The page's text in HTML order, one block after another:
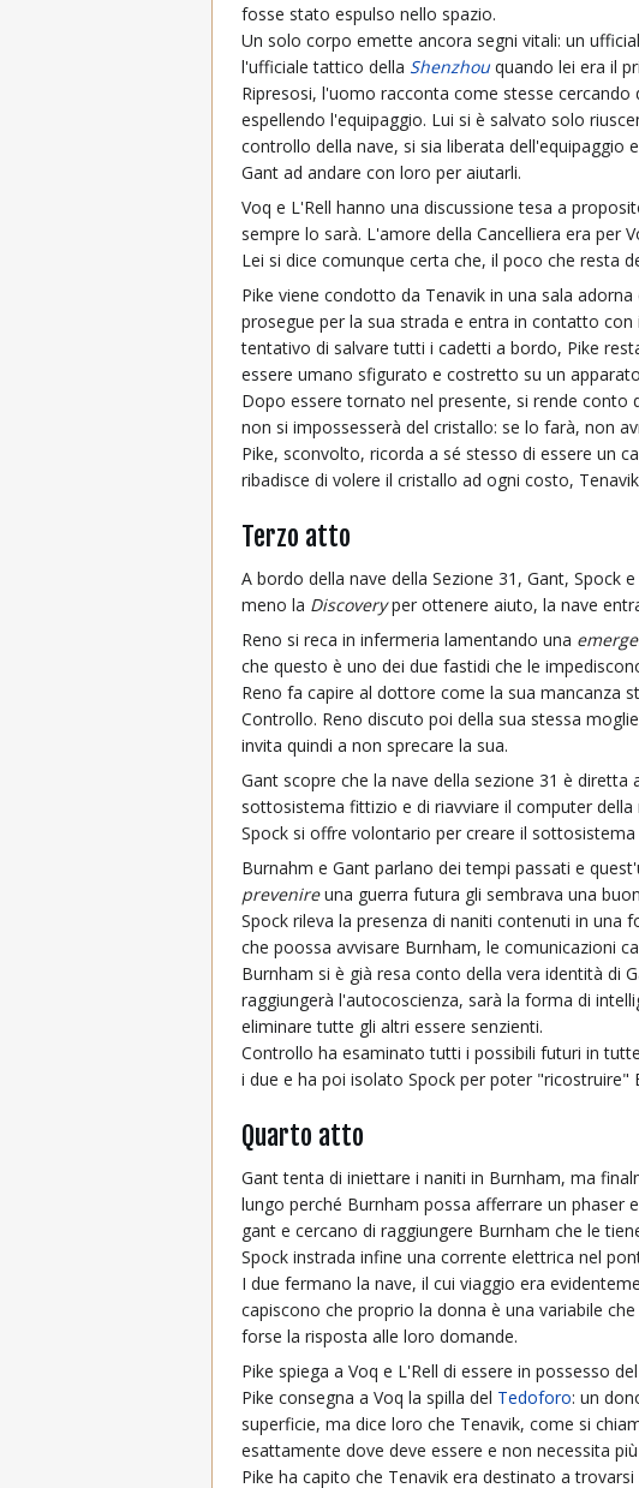
fosse stato espulso nello spazio.
Un solo corpo emette ancora segni vitali: un
l'ufficiale tattico della Shenzhouquando lei era il
Ripresosi, l'uomo racconta come stesse cercando
espellendo l'equipaggio. Lui si è salvato solo
controllo della nave, si sia liberata dell'equipaggio
Gant ad andare con loro per aiutarli.
Voq e L'Rell hanno una discussione tesa a
sempre lo sarà. L'amore della Cancelliera era per
Lei si dice comunque certa che, il poco che resta
Pike viene condotto da Tenavik in una sala
prosegue per la sua strada e entra in contatto
tentativo di salvare tutti i cadetti a bordo, Pike
essere umano sfigurato e costretto su un
Dopo essere tornato nel presente, si rende
non si impossesserà del cristallo: se lo farà, non
Pike, sconvolto, ricorda a sé stesso di essere un
ribadisce di volere il cristallo ad ogni costo,
Terzo atto
A bordo della nave della Sezione 31, Gant,
meno la Discoveryper ottenere aiuto, la nave
Reno si reca in infermeria lamentando una
che questo è uno dei due fastidi che le
Reno fa capire al dottore come la sua mancanza
Controllo. Reno discuto poi della sua stessa
invita quindi a non sprecare la sua.
Gant scopre che la nave della sezione 31 è
sottosistema fittizio e di riavviare il computer
Spock si offre volontario per creare il
Burnahm e Gant parlano dei tempi passati e
prevenireuna guerra futura gli sembrava una
Spock rileva la presenza di naniti contenuti in
che poossa avvisare Burnham, le comunicazioni
Burnham si è già resa conto della vera identità di
raggiungerà l'autocoscienza, sarà la forma di
eliminare tutte gli altri essere senzienti.
Controllo ha esaminato tutti i possibili futuri in
i due e ha poi isolato Spock per poter
Quarto atto
Gant tenta di iniettare i naniti in Burnham, ma
lungo perché Burnham possa afferrare un phaser
gant e cercano di raggiungere Burnham che le
Spock instrada infine una corrente elettrica nel
I due fermano la nave, il cui viaggio era
capiscono che proprio la donna è una variabile
forse la risposta alle loro domande.
Pike spiega a Voq e L'Rell di essere in possesso
Pike consegna a Voq la spilla del Tedoforo: un
superficie, ma dice loro che Tenavik, come si
esattamente dove deve essere e non necessita
Pike ha capito che Tenavik era destinato a